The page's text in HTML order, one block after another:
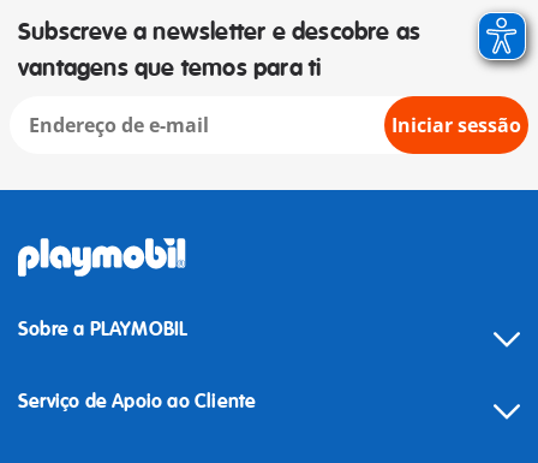
Subscreve a newsletter e descobre as
vantagens que temos para ti
Iniciar sessão
Sobre a PLAYMOBIL
Serviço de Apoio ao Cliente